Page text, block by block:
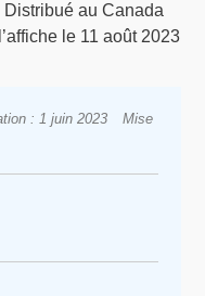
au Canada
le 11 août 2023
: 1 juin 2023
Mise